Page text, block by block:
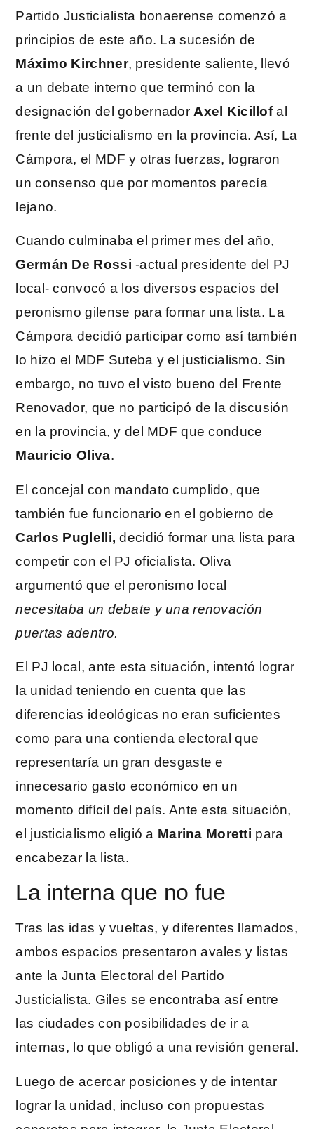
Partido Justicialista bonaerense comenzó a
principios de este año. La sucesión de
Máximo Kirchner, presidente saliente, llevó
a un debate interno que terminó con la
designación del gobernador Axel Kicillofal
frente del justicialismo en la provincia. Así, La
Cámpora, el MDF y otras fuerzas, lograron
un consenso que por momentos parecía
lejano.
Cuando culminaba el primer mes del año,
Germán De Rossi -actual presidente del PJ
local- convocó a los diversos espacios del
peronismo gilense para formar una lista. La
Cámpora decidió participar como así también
lo hizo el MDF Suteba y el justicialismo. Sin
embargo, no tuvo el visto bueno del Frente
Renovador, que no participó de la discusión
en la provincia, y del MDF que conduce
Mauricio Oliva.
El concejal con mandato cumplido, que
también fue funcionario en el gobierno de
Carlos Puglelli, decidió formar una lista para
competir con el PJ oficialista. Oliva
argumentó que el peronismo local
necesitaba un debate y una renovación
puertas adentro.
El PJ local, ante esta situación, intentó lograr
la unidad teniendo en cuenta que las
diferencias ideológicas no eran suficientes
como para una contienda electoral que
representaría un gran desgaste e
innecesario gasto económico en un
momento difícil del país. Ante esta situación,
el justicialismo eligió a Marina Moretti para
encabezar la lista.
La interna que no fue
Tras las idas y vueltas, y diferentes llamados,
ambos espacios presentaron avales y listas
ante la Junta Electoral del Partido
Justicialista. Giles se encontraba así entre
las ciudades con posibilidades de ir a
internas, lo que obligó a una revisión general.
Luego de acercar posiciones y de intentar
lograr la unidad, incluso con propuestas